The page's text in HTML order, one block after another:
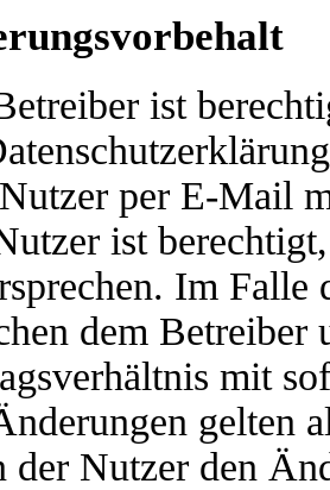
ist
per E-Mail
ist
Im Falle
dem Betreiber
mit
gelten
der Nutzer den